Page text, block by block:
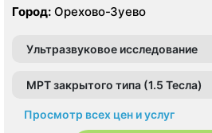
Город: Орехово-Зуево
Ультразвуковое исследование
МРТ закрытого типа (1.5 Тесла)
Просмотр всех цен и услуг